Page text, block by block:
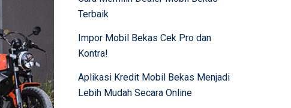
Terbaik
Impor Mobil Bekas Cek Pro dan
Kontra!
Aplikasi Kredit Mobil Bekas Menjadi
Lebih Mudah Secara Online